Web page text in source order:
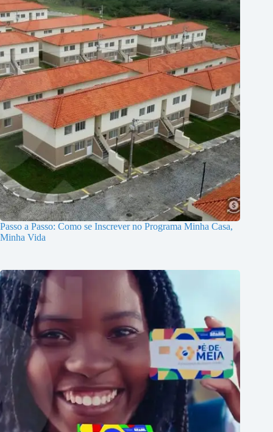
Passo a Passo: Como se Inscrever no Programa Minha Casa,
Minha Vida